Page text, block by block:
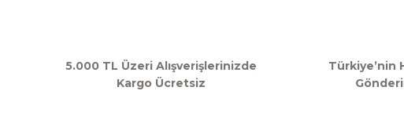
5.000 TL Üzeri Alışverişlerinizde
Kargo Ücretsiz
Türkiye’nin